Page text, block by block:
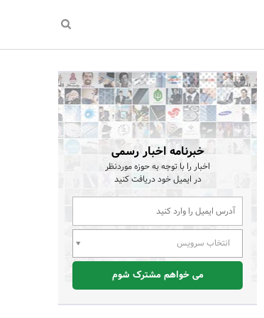
خبرنامه اخبار رسمی
اخبار را با توجه به حوزه موردنظر
در ایمیل خود دریافت کنید
انتخاب سرویس
می خواهم مشترک شوم